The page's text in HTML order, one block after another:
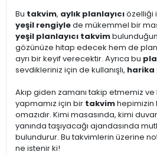
Bu takvim, aylık planlayıcıözelliği
yeşil rengiylede mükemmel bir
yeşil planlayıcı takvim
gözünüze hitap edecek hem de
ayrı bir keyif verecektir. Ayrıca bu
sevdikleriniz için de kullanışlı, harika
Akıp giden zamanı takip etmemiz
yapmamız için bir takvimhepimizin
omazıdır. Kimi masasında, kimi
yanında taşıyacağı ajandasında
bulundurur. Bu takvimlerin üzerine
ne istenir ki!